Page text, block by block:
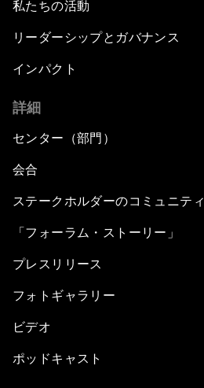
私たちの活動
リーダーシップとガバナンス
インパクト
詳細
センター（部門）
会合
ステークホルダーのコミュニティ
「フォーラム・ストーリー」
プレスリリース
フォトギャラリー
ビデオ
ポッドキャスト